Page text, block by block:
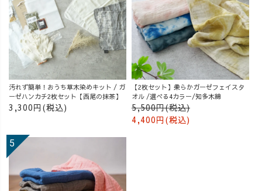
汚れず簡単！おうち草木染めキット / ガ
ーゼハンカチ2枚セット【西尾の抹茶】
3,300円(税込)
【2枚セット】柔らかガーゼフェイスタ
オル /選べる4カラー/知多木綿
5,500円(税込)
4,400円(税込)